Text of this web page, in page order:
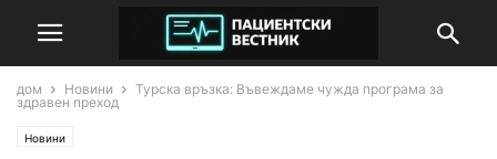
дом Новини
Турска връзка: Въвеждаме чужда програма за
здравен преход
Новини